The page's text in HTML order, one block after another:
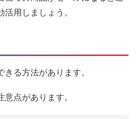
用しましょう。
る方法があります。
点があります。